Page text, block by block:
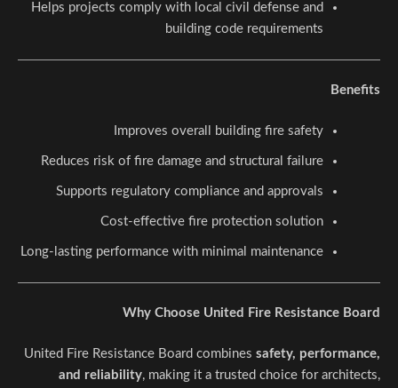
Helps projects comply with local civil defense and
building code requirements
Benefits
Improves overall building fire safety
Reduces risk of fire damage and structural failure
Supports regulatory compliance and approvals
Cost-effective fire protection solution
Long-lasting performance with minimal maintenance
Why Choose United Fire Resistance Board
United Fire Resistance Board combines safety, performance,
and reliability, making it a trusted choice for architects,